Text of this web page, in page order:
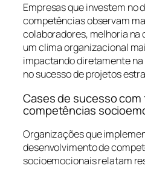
Empresas que investem no
competências observam
colaboradores, melhoria
um clima organizacional
impactando diretamente
no sucesso de projetos
Cases de sucesso com
competências
Organizações que
desenvolvimento de
socioemocionais relatam